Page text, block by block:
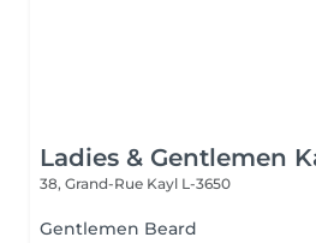
Ladies & Gentlemen
38, Grand-Rue Kayl L-3650
Gentlemen Beard